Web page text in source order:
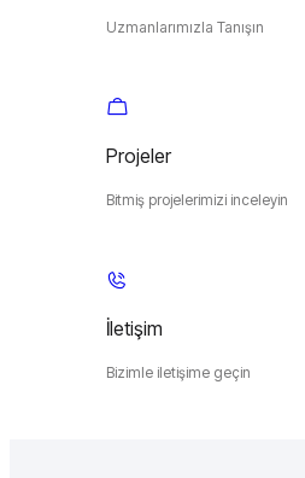
Uzmanlarımızla Tanışın
Projeler
Bitmiş projelerimizi inceleyin
İletişim
Bizimle iletişime geçin